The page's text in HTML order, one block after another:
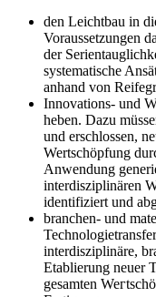
den Leichtbau in
Voraussetzungen
der
systematische
anhand von
Innovations- und
heben. Dazu
und erschlossen,
Wertschöpfung
Anwendung
interdisziplinären
identifiziert und
branchen- und
interdisziplinäre,
Etablierung neuer
gesamten